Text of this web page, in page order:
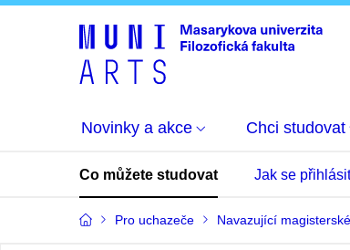
Novinky a akce Chci studovat
Co můžete studovat Jak se přihlásit
Pro uchazeče Navazující